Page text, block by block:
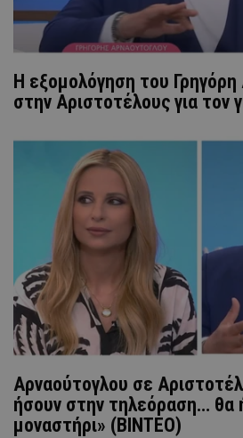
Η εξομολόγηση του
στην Αριστοτέλους για τον
Αρναούτογλου σε
ήσουν στην τηλεόραση… θα
μοναστήρι» (ΒΙΝΤΕΟ)